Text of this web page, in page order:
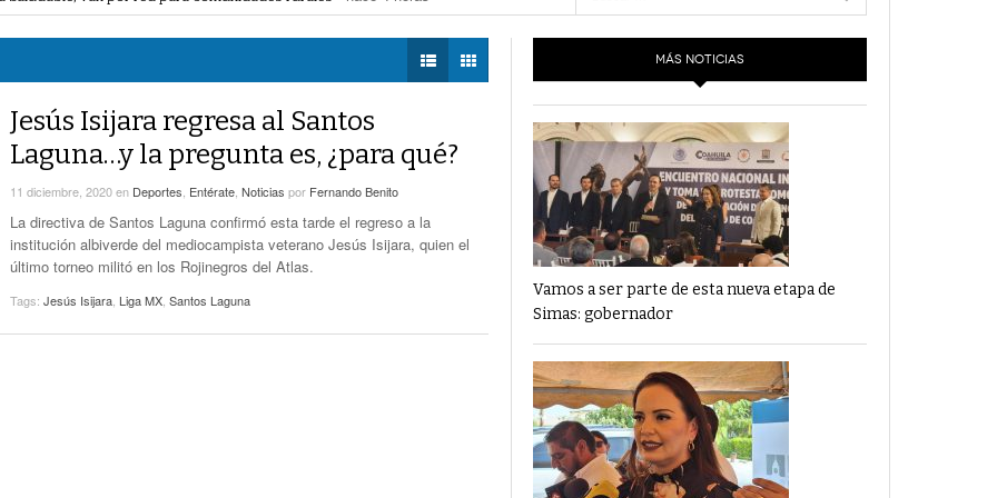
Avance De 33 Por Ciento- hace 6 horas -
No Hubo Daños A Obras Del Sistema Vial
Abastos- Independencia Por Las Lluvias
Coparmex Laguna Se Reunirá Con CFE La
Próxima Semana- hace 7 horas -
TWEETS AND
ESTÉREO GALLITO
Financiamiento’ Por PC29
‘La Laguna: Bomba De Tiempo Por Falta De
Planeación’ Por PC29- 17 mayo, 2021
‘Las Corrupciones, Sus Formas Y Efectos’ Por
PC29- 7 mayo, 2021
ciudadano a 50 jueces en 2028- hace 5 horas -
Lerdo; cámaras captan a responsables- hace 5 horas -
de lotes baldíos
Jesús Isijara regresa al Santos
Laguna…y la pregunta es, ¿para qué?
11 diciembre, 2020en Deportes Entérate Noticias por Fernando Benito
La directiva de Santos Laguna confirmó esta tarde el regreso a la
institución albiverde del mediocampista veterano Jesús Isijara, quien el
último torneo militó en los Rojinegros del Atlas.
Tags: Jesús Isijara Liga MX Santos Laguna
MÁS NOTICIAS
Vamos a ser parte de esta nueva etapa de
Simas: gobernador